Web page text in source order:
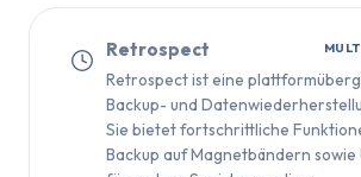
Retrospect
Retrospect ist eine
Backup- und
Sie bietet fortschrittliche
Backup auf Magnetbändern